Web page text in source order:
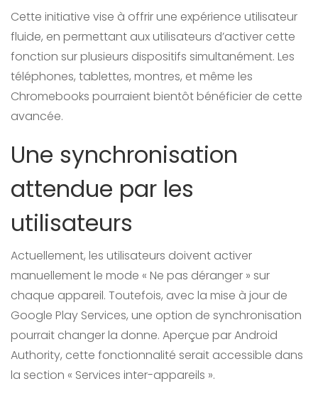
Cette initiative vise à offrir une expérience utilisateur
fluide, en permettant aux utilisateurs d’activer cette
fonction sur plusieurs dispositifs simultanément. Les
téléphones, tablettes, montres, et même les
Chromebooks pourraient bientôt bénéficier de cette
avancée.
Une synchronisation
attendue par les
utilisateurs
Actuellement, les utilisateurs doivent activer
manuellement le mode « Ne pas déranger » sur
chaque appareil. Toutefois, avec la mise à jour de
Google Play Services, une option de synchronisation
pourrait changer la donne. Aperçue par Android
Authority, cette fonctionnalité serait accessible dans
la section « Services inter-appareils ».